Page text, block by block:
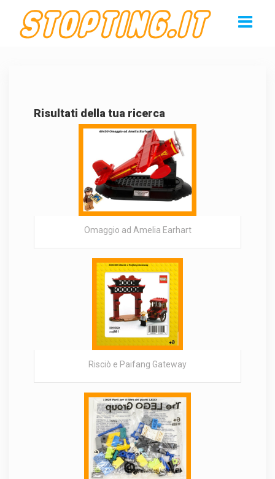
Risultati della tua ricerca
Omaggio ad Amelia Earhart
Risciò e Paifang Gateway